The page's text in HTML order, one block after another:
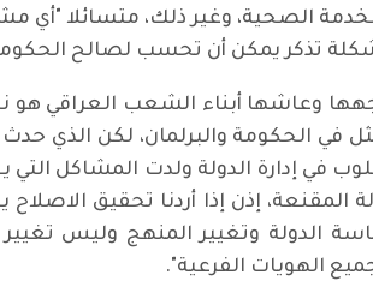
الصحية، وغير ذلك، متسائلا
وعاشها أبناء الشعب العراقي
الحكومة والبرلمان، لكن الذي حدث
إدارة الدولة ولدت المشاكل التي
إذن إذا أردنا تحقيق
الدولة وتغيير المنهج وليس
الهويات الفرعية".